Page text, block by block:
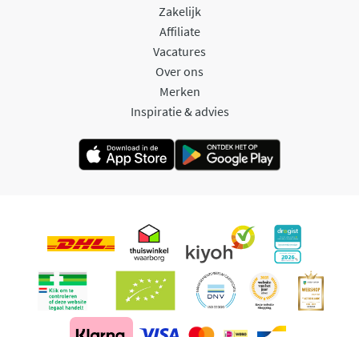
Zakelijk
Affiliate
Vacatures
Over ons
Merken
Inspiratie & advies